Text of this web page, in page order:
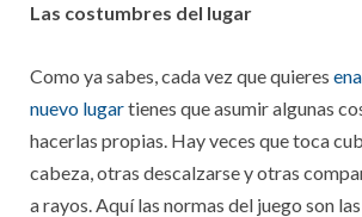
Las costumbres del lugar
Como ya sabes, cada vez que quieres
nuevo lugartienes que asumir algunas
hacerlas propias. Hay veces que toca
cabeza, otras descalzarse y otras
a rayos. Aquí las normas del juego son